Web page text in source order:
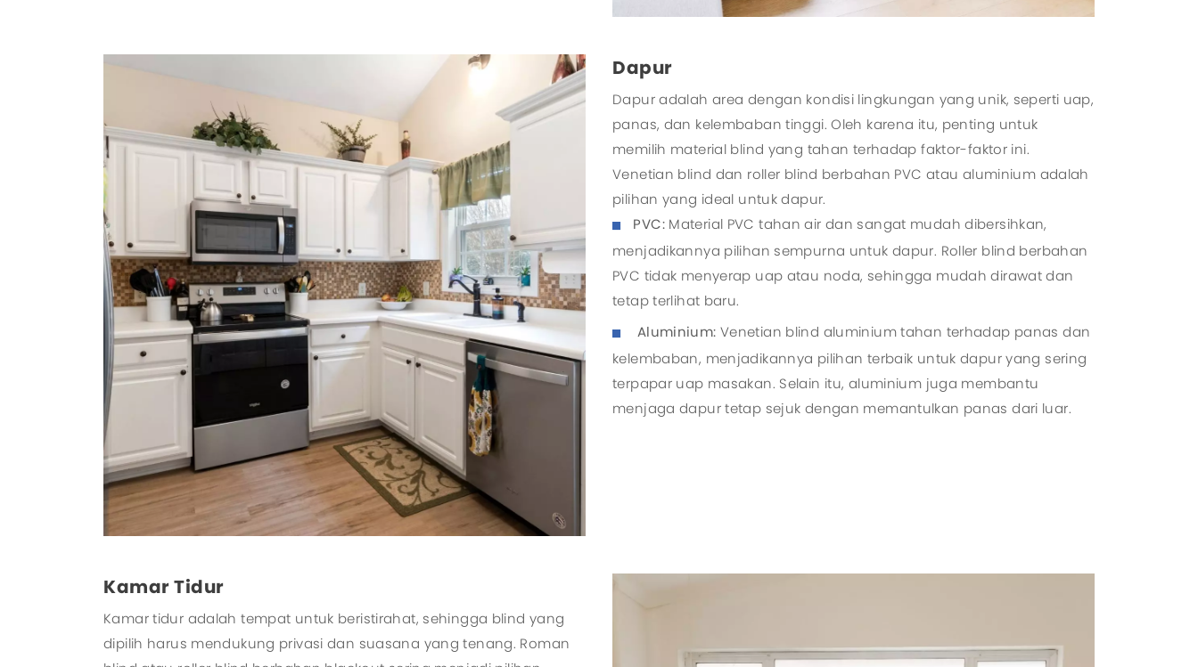
Dapur
Dapur adalah area dengan kondisi lingkungan yang unik, seperti uap,
panas, dan kelembaban tinggi. Oleh karena itu, penting untuk
memilih material blind yang tahan terhadap faktor-faktor ini.
Venetian blind dan roller blind berbahan PVC atau aluminium adalah
pilihan yang ideal untuk dapur.
PVC: Material PVC tahan air dan sangat mudah dibersihkan,
menjadikannya pilihan sempurna untuk dapur. Roller blind berbahan
PVC tidak menyerap uap atau noda, sehingga mudah dirawat dan
tetap terlihat baru.
Aluminium: Venetian blind aluminium tahan terhadap panas dan
kelembaban, menjadikannya pilihan terbaik untuk dapur yang sering
terpapar uap masakan. Selain itu, aluminium juga membantu
menjaga dapur tetap sejuk dengan memantulkan panas dari luar.
Kamar Tidur
Kamar tidur adalah tempat untuk beristirahat, sehingga blind yang
dipilih harus mendukung privasi dan suasana yang tenang. Roman